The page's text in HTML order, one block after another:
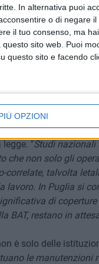
In alternativa puoi
o di negare il
il tuo consenso, ma
sito web. Puoi
questo sito e facendo
OPZIONI
eNicola Ulisse
Trani- dicono i
concreta dei rischi
istituzioni: «Le
ma purtroppo
mentre i cittadini
è reale. Nei
con strutture
"Studi nazionali
che non solo gli
talvolta
lavoro. In Puglia si
di
BAT, restano in
è solo delle
le manutenzioni